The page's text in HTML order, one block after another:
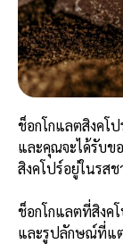
ช็อกโกแลตสิงคโ
และคุณจะได้รับข
สิงคโปร์อยู่ในรส
ช็อกโกแลตที่สิงค
และรูปลักษณ์ที่แ